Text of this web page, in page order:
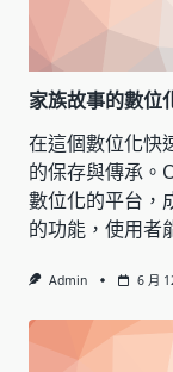
家族故事的數位
在這個數位化快
的保存與傳承。
數位化的平台，
的功能，使用者
Admin 6 月